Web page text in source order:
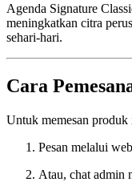
Agenda Signature
meningkatkan citra
sehari-hari.
Cara
Untuk memesan
Pesan melalui
Atau, chat admin